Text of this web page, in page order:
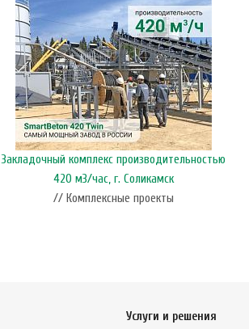
Закладочный комплекс производительностью
420 м3/час, г. Соликамск
// Комплексные проекты
Услуги и решения